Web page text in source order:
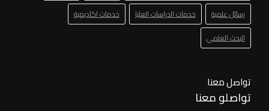
رسائل علمية
خدمات الدراسات العليا
خدمات اكاديمية
البحث العلمي
تواصل معنا
تواصلو معنا